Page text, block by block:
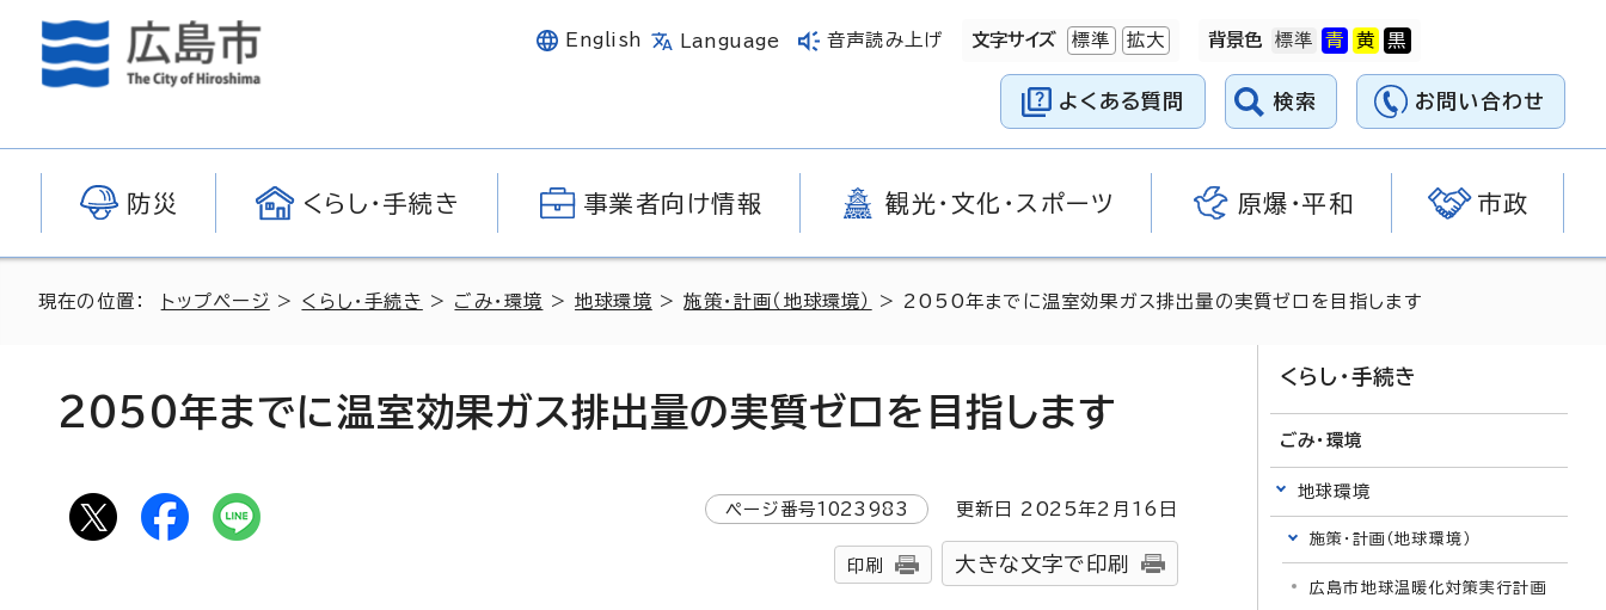
English Language 音声読み上げ 文字サイズ 標準 拡大 背景色
よくある質問 検索 お問い合わせ
防災 くらし・手続き 事業者向け情報 観光・文化・スポーツ 原爆・平和 市政
現在の位置： トップページ > くらし・手続き > ごみ・環境 >地球環境 >施策・計画（地球環境） > 2050年までに温室効果ガス排出量の実質ゼロを目指します
2050年までに温室効果ガス排出量の実質ゼロを目指します
ページ番号1023983 更新日 2025年2月 16 日
印刷 大きな文字で印刷
くらし・手続き
ごみ・環境
地球環境
施策・計画（地球環境）
広島市地球温暖化対策実行計画